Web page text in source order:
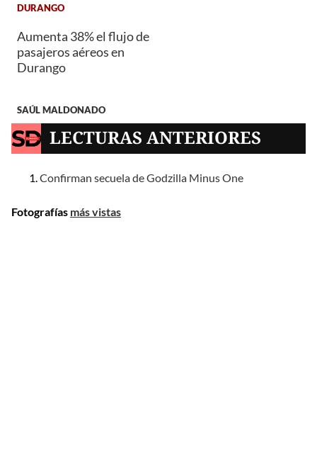
DURANGO
Aumenta 38% el flujo de
pasajeros aéreos en
Durango
SAÚL MALDONADO
LECTURAS ANTERIORES
Confirman secuela de Godzilla Minus One
Fotografías más vistas